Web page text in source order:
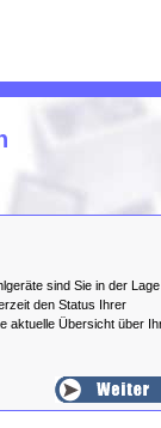
sind Sie in der Lage
den Status Ihrer
aktuelle Übersicht über